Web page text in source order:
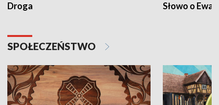
Droga Słowo o
SPOŁECZEŃSTWO